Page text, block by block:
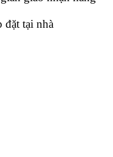
đặt tại nhà